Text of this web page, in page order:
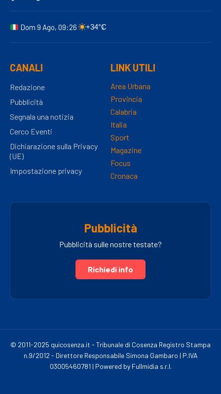
Dom 9 Ago, 09:26 +34°C
CANALI
Redazione
Pubblicità
Segnala una notizia
Cerco Eventi
Dichiarazione sulla Privacy
(UE)
Impostazione privacy
LINK UTILI
Area Urbana
Provincia
Calabria
Italia
Sport
Magazine
Focus
Cronaca
Pubblicità
Pubblicità sulle nostre testate?
Richiedi info
© 2011-2025 quicosenza.it - Tribunale di Cosenza Registro Stampa
n.9/2012 - Direttore Responsabile Simona Gambaro | P.IVA
03005460781 | Powered by Fullmidia s.r.l.